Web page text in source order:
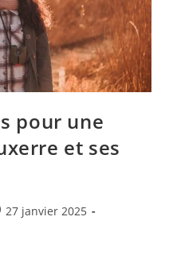
pour une
et ses
27 janvier 2025